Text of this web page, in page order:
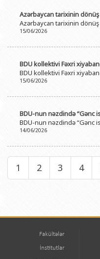
Azərbaycan tarixinin
Azərbaycan tarixinin
15/06/2026
BDU kollektivi Fəxri
BDU kollektivi Fəxri
15/06/2026
BDU-nun nəzdində “Gənc
BDU-nun nəzdində “Gənc
14/06/2026
1 2 3 4
Fakültələr
İnstitutlar